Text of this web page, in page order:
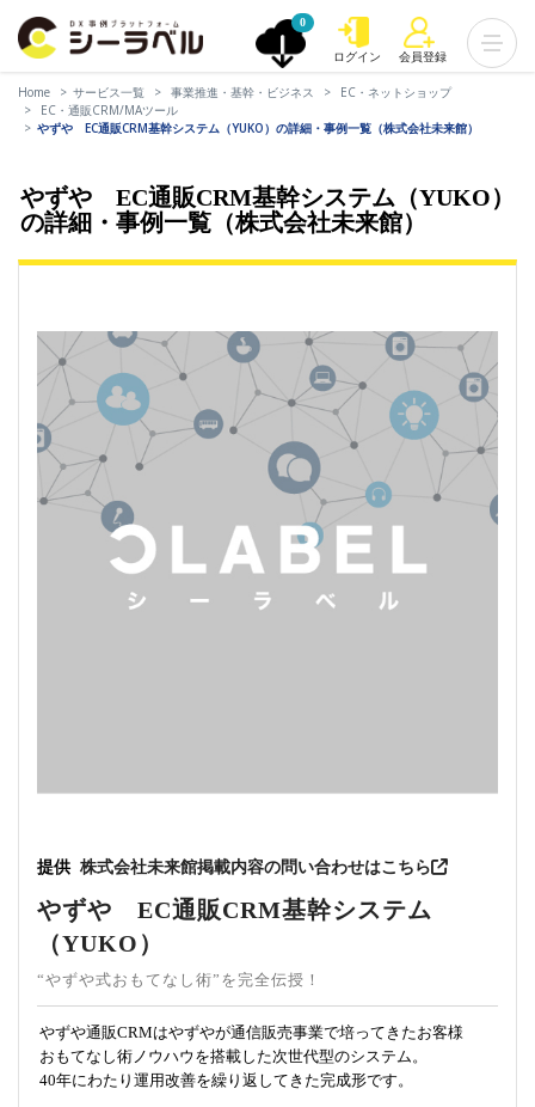
0
ログイン 会員登録
Home サービス一覧 事業推進・基幹・ビジネス
EC・ネットショップ
EC・通販CRM/MAツール
やずや EC通販CRM基幹システム（YUKO）の詳細・事例一覧（株式会社未来館）
やずや EC通販CRM基幹システム（YUKO）
の詳細・事例一覧（株式会社未来館）
提供 株式会社未来館掲載内容の問い合わせはこちら
やずや EC通販CRM基幹システム
（YUKO）
“やずや式おもてなし術”を完全伝授！
やずや通販CRMはやずやが通信販売事業で培ってきたお客様
おもてなし術ノウハウを搭載した次世代型のシステム。
40年にわたり運用改善を繰り返してきた完成形です。